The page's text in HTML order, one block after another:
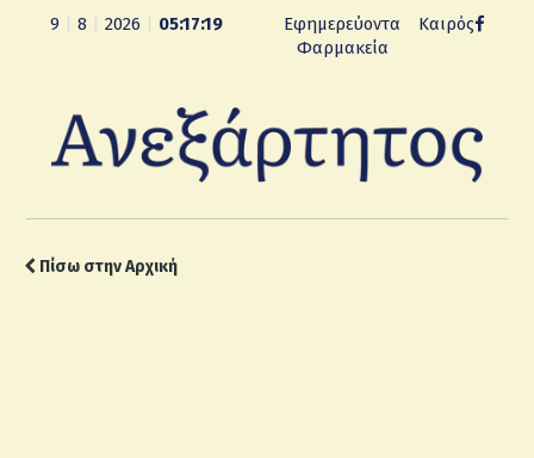
9 8 2026 05:17:19
Εφημερεύοντα
Φαρμακεία
Καιρός
Πίσω στην Αρχική